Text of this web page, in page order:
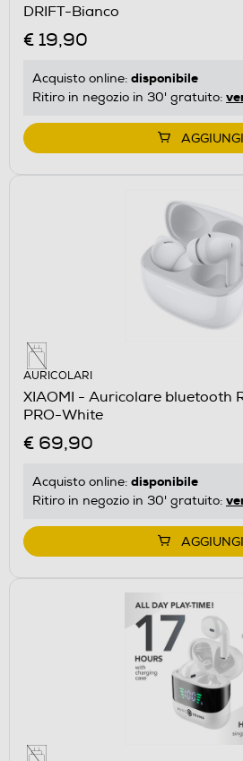
DRIFT-Bianco
€ 19,90
Acquisto online: disponibile
Ritiro in negozio in 30' gratuito:
AGGIUNGI
AURICOLARI
XIAOMI - Auricolare bluetooth
PRO-White
€ 69,90
Acquisto online: disponibile
Ritiro in negozio in 30' gratuito:
AGGIUNGI